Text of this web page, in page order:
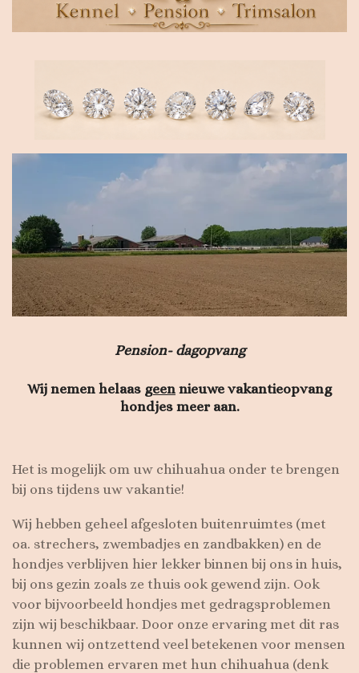
Pension- dagopvang
Wij nemen helaas geen nieuwe vakantieopvang
hondjes meer aan.
Het is mogelijk om uw chihuahua onder te brengen
bij ons tijdens uw vakantie!
Wij hebben geheel afgesloten buitenruimtes (met
oa. strechers, zwembadjes en zandbakken) en de
hondjes verblijven hier lekker binnen bij ons in huis,
bij ons gezin zoals ze thuis ook gewend zijn. Ook
voor bijvoorbeeld hondjes met gedragsproblemen
zijn wij beschikbaar. Door onze ervaring met dit ras
kunnen wij ontzettend veel betekenen voor mensen
die problemen ervaren met hun chihuahua (denk